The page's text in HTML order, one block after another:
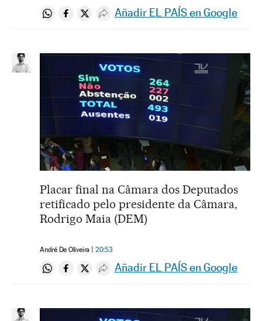
Compartir en Whatsapp
Compartir en Facebook
Compartir en Twitter
Desplegar Redes Sociales
Añadir EL PAÍS en Google
Placar final na Câmara dos Deputados
retificado pelo presidente da Câmara,
Rodrigo Maia (DEM)
André De Oliveira 20:53
Compartir en Whatsapp
Compartir en Facebook
Compartir en Twitter
Desplegar Redes Sociales
Añadir EL PAÍS en Google